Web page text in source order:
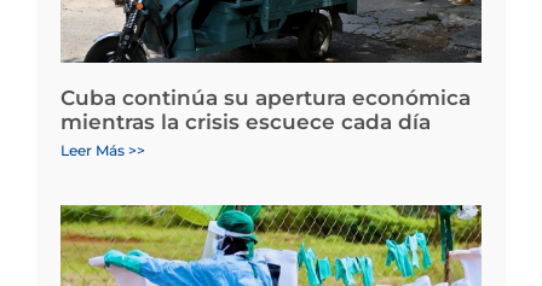
Cuba continúa su apertura económica
mientras la crisis escuece cada día
Leer Más >>